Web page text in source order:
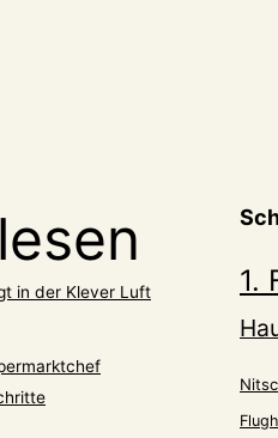
in der Klever Luft 1.